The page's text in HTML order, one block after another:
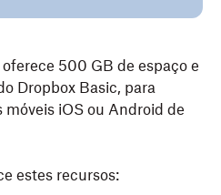
500 GB de espaço e
Dropbox Basic, para
iOS ou Android de
estes recursos: